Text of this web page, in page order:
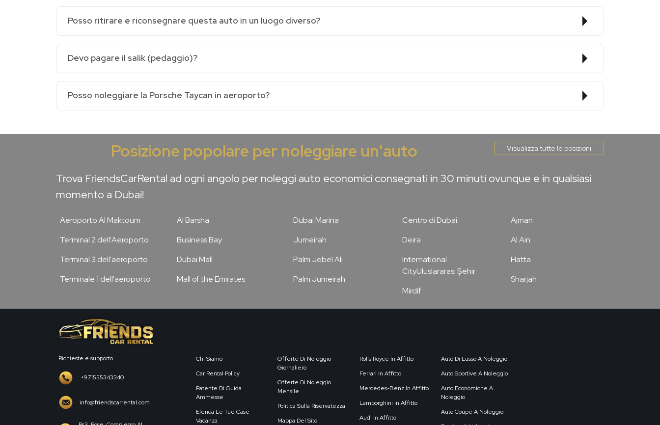
Posso ritirare e riconsegnare questa auto in un luogo diverso?
Devo pagare il salik (pedaggio)?
Posso noleggiare la Porsche Taycan in aeroporto?
Posizione popolare per noleggiare un'auto Visualizza tutte le posizioni
Trova FriendsCarRental ad ogni angolo per noleggi auto economici consegnati in 30 minuti ovunque e in qualsiasi
momento a Dubai!
Aeroporto Al Maktoum
Terminal 2 dell'Aeroporto
Terminal 3 dell'aeroporto
Terminale 1 dell'aeroporto
Al Barsha
Business Bay
Dubai Mall
Mall of the Emirates
Dubai Marina
Jumeirah
Palm Jebel Ali
Palm Jumeirah
Centro di Dubai
Deira
International
CityUluslararası Şehir
Mirdif
Ajman
Al Ain
Hatta
Sharjah
Richieste e supporto
+971555343340
info@friendscarrental.com
Chi Siamo
Car Rental Policy
Patente Di Guida
Ammesse
Elenca Le Tue Case
Vacanza
Offerte Di Noleggio
Giornaliero
Offerte Di Noleggio
Mensile
Politica Sulla Riservatezza
Mappa Del Sito
Rolls Royce In Affitto
Ferrari In Affitto
Mercedes-Benz In Affitto
Lamborghini In Affitto
Audi In Affitto
Auto Di Lusso A Noleggio
Auto Sportive A Noleggio
Auto Economiche A
Noleggio
Auto Coupé A Noleggio